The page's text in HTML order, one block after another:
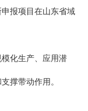
报项目在山东省域
模化生产、应用潜
撑带动作用。